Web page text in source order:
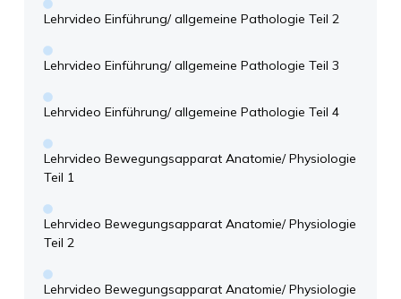
Lehrvideo Einführung/ allgemeine Pathologie Teil 2
Lehrvideo Einführung/ allgemeine Pathologie Teil 3
Lehrvideo Einführung/ allgemeine Pathologie Teil 4
Lehrvideo Bewegungsapparat Anatomie/ Physiologie
Teil 1
Lehrvideo Bewegungsapparat Anatomie/ Physiologie
Teil 2
Lehrvideo Bewegungsapparat Anatomie/ Physiologie